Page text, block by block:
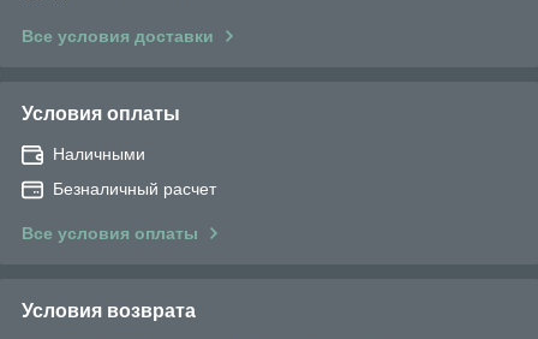
Все условия доставки
Условия оплаты
Наличными
Безналичный расчет
Все условия оплаты
Условия возврата